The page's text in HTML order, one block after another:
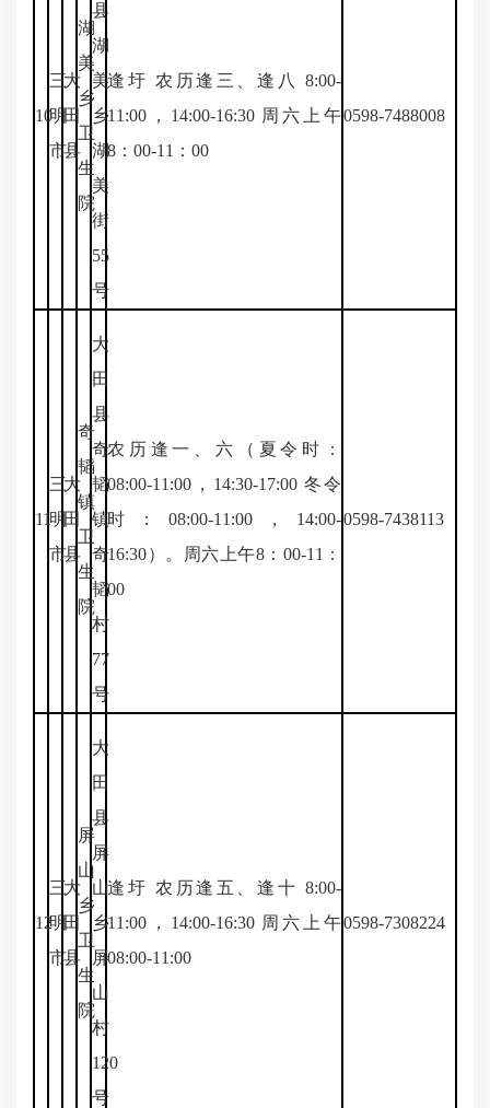
10
三
明
市
大
田
县
湖
美
乡
卫
生
院
县
湖
美
乡
湖
美
街
55
号
逢圩 农历逢三、逢八 8:00-
11:00，14:00-16:30 周六上午
8：00-11：00
0598-7488008
11
三
明
市
大
田
县
奇
韬
镇
卫
生
院
大
田
县
奇
韬
镇
奇
韬
村
77
号
农历逢一、六（夏令时：
08:00-11:00，14:30-17:00 冬令
时：08:00-11:00，14:00-
16:30）。周六上午8：00-11：
00
0598-7438113
12
三
明
市
大
田
县
屏
山
乡
卫
生
院
大
田
县
屏
山
乡
屏
山
村
120
号
逢圩 农历逢五、逢十 8:00-
11:00，14:00-16:30 周六上午
08:00-11:00
0598-7308224